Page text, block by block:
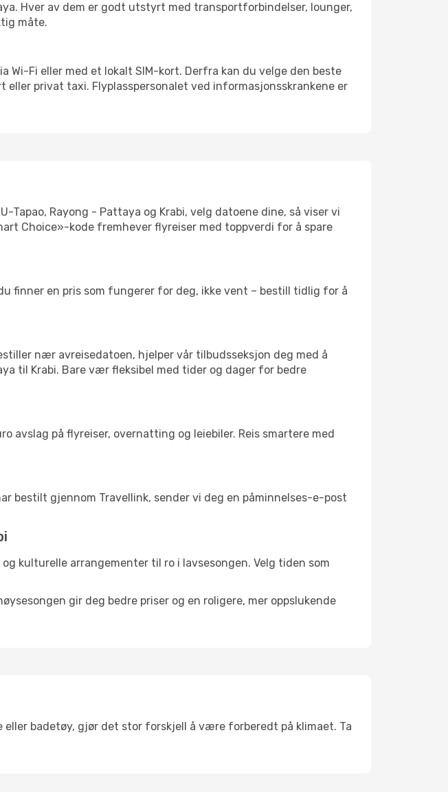
Hver av dem er godt utstyrt med transportforbindelser, lounger,
måte.
Wi-Fi eller med et lokalt SIM-kort. Derfra kan du velge den beste
privat taxi. Flyplasspersonalet ved informasjonsskrankene er
Tapao, Rayong - Pattaya og Krabi, velg datoene dine, så viser vi
Choice»-kode fremhever flyreiser med toppverdi for å spare
finner en pris som fungerer for deg, ikke vent – bestill tidlig for å
nær avreisedatoen, hjelper vår tilbudsseksjon deg med å
til Krabi. Bare vær fleksibel med tider og dager for bedre
avslag på flyreiser, overnatting og leiebiler. Reis smartere med
bestilt gjennom Travellink, sender vi deg en påminnelses-e-post
kulturelle arrangementer til ro i lavsesongen. Velg tiden som
gir deg bedre priser og en roligere, mer oppslukende
badetøy, gjør det stor forskjell å være forberedt på klimaet. Ta